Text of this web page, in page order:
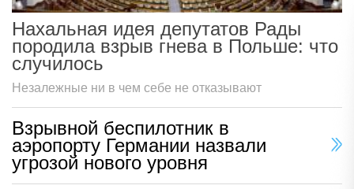
Нахальная идея депутатов Рады
породила взрыв гнева в Польше: что
случилось
Незалежные ни в чем себе не отказывают
Взрывной беспилотник в
аэропорту Германии назвали
угрозой нового уровня